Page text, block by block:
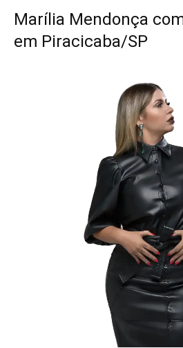
Marília Mendonça
em Piracicaba/SP